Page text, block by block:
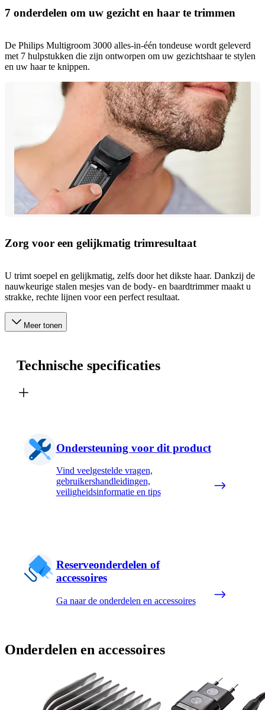
7 onderdelen om uw gezicht en haar te trimmen
De Philips Multigroom 3000 alles-in-één tondeuse wordt geleverd
met 7 hulpstukken die zijn ontworpen om uw gezichtshaar te stylen
en uw haar te knippen.
Zorg voor een gelijkmatig trimresultaat
U trimt soepel en gelijkmatig, zelfs door het dikste haar. Dankzij de
nauwkeurige stalen mesjes van de body- en baardtrimmer maakt u
strakke, rechte lijnen voor een perfect resultaat.
Meer tonen
Technische specificaties
Ondersteuning voor dit product
Vind veelgestelde vragen,
gebruikershandleidingen,
veiligheidsinformatie en tips
Reserveonderdelen of
accessoires
Ga naar de onderdelen en accessoires
Onderdelen en accessoires